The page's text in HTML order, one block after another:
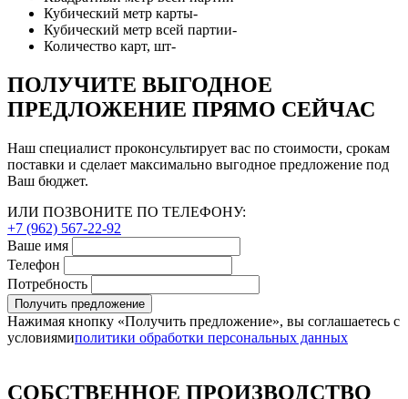
Кубический метр карты-
Кубический метр всей партии-
Количество карт, шт-
ПОЛУЧИТЕ ВЫГОДНОЕ
ПРЕДЛОЖЕНИЕ ПРЯМО СЕЙЧАС
Наш специалист проконсультирует вас по стоимости, срокам
поставки и сделает максимально выгодное предложение под
Ваш бюджет.
ИЛИ ПОЗВОНИТЕ ПО ТЕЛЕФОНУ:
+7 (962) 567-22-92
Ваше имя
Телефон
Потребность
Получить предложение
Нажимая кнопку «Получить предложение», вы соглашаетесь с
условиямиполитики обработки персональных данных
СОБСТВЕННОЕ ПРОИЗВОДСТВО